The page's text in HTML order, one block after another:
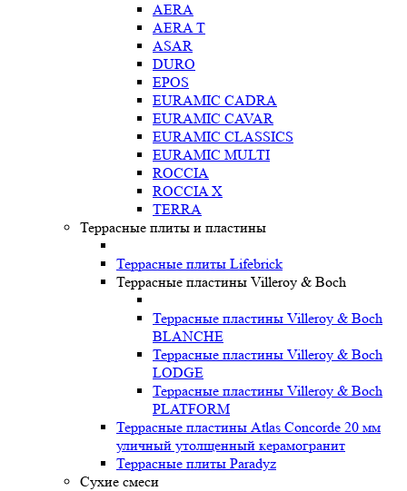
AERA
AERA T
ASAR
DURO
EPOS
EURAMIC CADRA
EURAMIC CAVAR
EURAMIC CLASSICS
EURAMIC MULTI
ROCCIA
ROCCIA X
TERRA
Террасные плиты и пластины
Террасные плиты Lifebrick
Террасные пластины Villeroy & Boch
Террасные пластины Villeroy & Boch
BLANCHE
Террасные пластины Villeroy & Boch
LODGE
Террасные пластины Villeroy & Boch
PLATFORM
Террасные пластины Atlas Concorde 20 мм
уличный утолщенный керамогранит
Террасные плиты Paradyz
Сухие смеси